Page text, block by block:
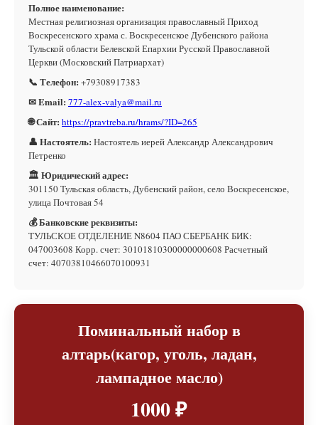
Полное наименование:
Местная религиозная организация православный Приход
Воскресенского храма с. Воскресенское Дубенского района
Тульской области Белевской Епархии Русской Православной
Церкви (Московский Патриархат)
📞 Телефон: +79308917383
✉ Email: 777-alex-valya@mail.ru
🌐 Сайт: https://pravtreba.ru/hrams/?ID=265
👤 Настоятель: Настоятель иерей Александр Александрович
Петренко
🏛 Юридический адрес:
301150 Тульская область, Дубенский район, село Воскресенское,
улица Почтовая 54
💰 Банковские реквизиты:
ТУЛЬСКОЕ ОТДЕЛЕНИЕ N8604 ПАО СБЕРБАНК БИК:
047003608 Корр. счет: 30101810300000000608 Расчетный
счет: 40703810466070100931
Поминальный набор в
алтарь(кагор, уголь, ладан,
лампадное масло)
1000 ₽